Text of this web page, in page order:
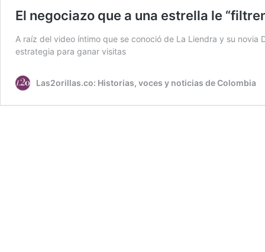
El negociazo que a una estrella le
A raíz del video íntimo que se conoció de La Liendra y su
estrategia para ganar visitas
Las2orillas.co: Historias, voces y noticias de Colombia